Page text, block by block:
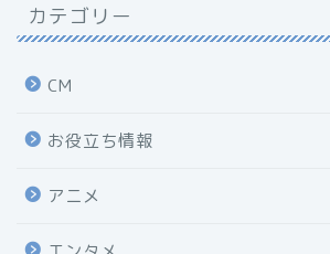
カテゴリー
CM
お役立ち情報
アニメ